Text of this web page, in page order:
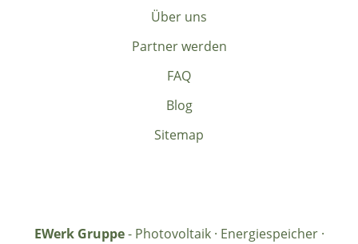
Über uns
Partner werden
FAQ
Blog
Sitemap
EWerk Gruppe- Photovoltaik · Energiespeicher ·